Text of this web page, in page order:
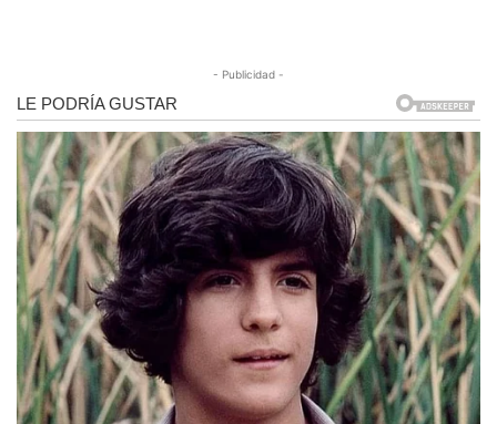
- Publicidad -